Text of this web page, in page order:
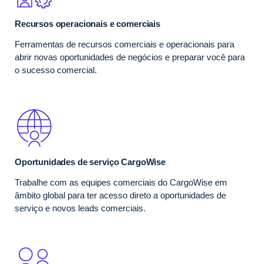
Recursos operacionais e comerciais
Ferramentas de recursos comerciais e operacionais para
abrir novas oportunidades de negócios e preparar você para
o sucesso comercial.
Oportunidades de serviço CargoWise
Trabalhe com as equipes comerciais do CargoWise em
âmbito global para ter acesso direto a oportunidades de
serviço e novos leads comerciais.